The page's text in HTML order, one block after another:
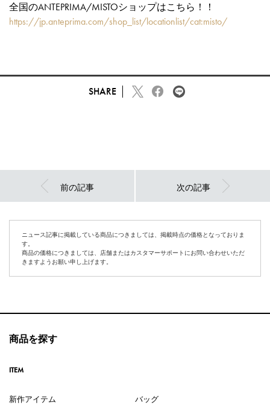
全国のANTEPRIMA/MISTOショップはこちら！！
https://jp.anteprima.com/shop_list/locationlist/cat:misto/
SHARE
前の記事 次の記事
ニュース記事に掲載している商品につきましては、掲載時点の価格となっておりま
す。
商品の価格につきましては、店舗またはカスタマーサポートにお問い合わせいただ
きますようお願い申し上げます。
商品を探す
ITEM
新作アイテム バッグ